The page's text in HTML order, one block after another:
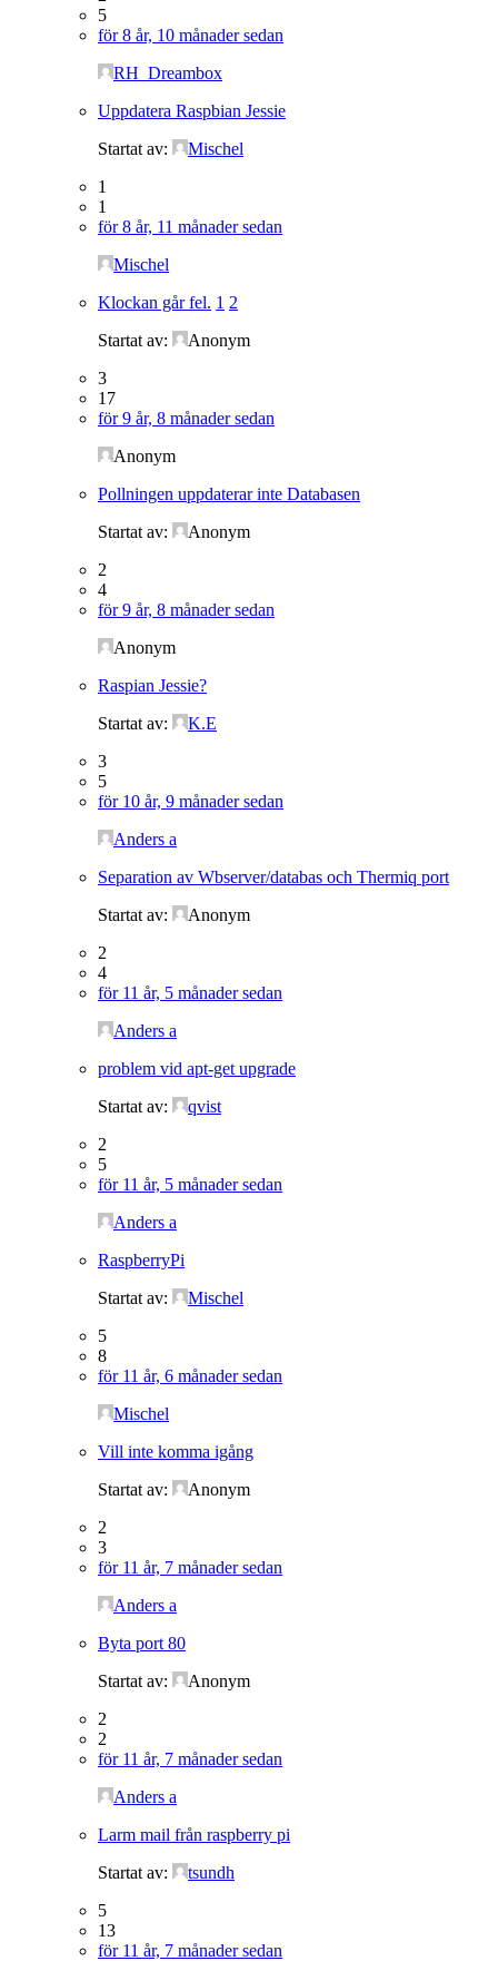
5
för 8 år, 10 månader sedan
RH_Dreambox
Uppdatera Raspbian Jessie
Startat av:
Mischel
1
1
för 8 år, 11 månader sedan
Mischel
Klockan går fel. 1 2
Startat av:
Anonym
3
17
för 9 år, 8 månader sedan
Anonym
Pollningen uppdaterar inte Databasen
Startat av:
Anonym
2
4
för 9 år, 8 månader sedan
Anonym
Raspian Jessie?
Startat av:
K.E
3
5
för 10 år, 9 månader sedan
Anders a
Separation av Wbserver/databas och Thermiq port
Startat av:
Anonym
2
4
för 11 år, 5 månader sedan
Anders a
problem vid apt-get upgrade
Startat av:
qvist
2
5
för 11 år, 5 månader sedan
Anders a
RaspberryPi
Startat av:
Mischel
5
8
för 11 år, 6 månader sedan
Mischel
Vill inte komma igång
Startat av:
Anonym
2
3
för 11 år, 7 månader sedan
Anders a
Byta port 80
Startat av:
Anonym
2
2
för 11 år, 7 månader sedan
Anders a
Larm mail från raspberry pi
Startat av:
tsundh
5
13
för 11 år, 7 månader sedan